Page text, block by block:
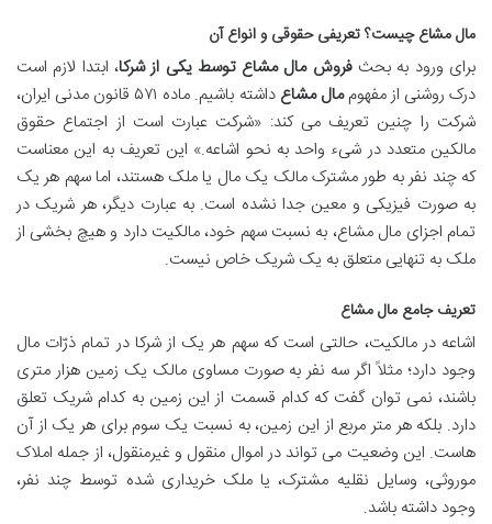
مال مشاع چیست؟ تعریفی حقوقی و انواع آن
برای ورود به بحثفروش مال مشاع توسط یکی از شرکا، ابتدا لازم است
درک روشنی از مفهوممال مشاع
داشته باشیم. ماده ۵۷۱ قانون مدنی ایران،
شرکت را چنین تعریف می کند: «شرکت عبارت است از اجتماع حقوق
مالکین متعدد در شیء واحد به نحو اشاعه.» این تعریف به این معناست
که چند نفر به طور مشترک مالک یک مال یا ملک هستند، اما سهم هر یک
به صورت فیزیکی و معین جدا نشده است. به عبارت دیگر، هر شریک در
تمام اجزای مال مشاع، به نسبت سهم خود، مالکیت دارد و هیچ بخشی از
ملک به تنهایی متعلق به یک شریک خاص نیست.
تعریف جامع مال مشاع
اشاعه در مالکیت، حالتی است که سهم هر یک از شرکا در تمام ذرّات مال
وجود دارد؛ مثلاً اگر سه نفر به صورت مساوی مالک یک زمین هزار متری
باشند، نمی توان گفت که کدام قسمت از این زمین به کدام شریک تعلق
دارد. بلکه هر متر مربع از این زمین، به نسبت یک سوم برای هر یک از آن
هاست. این وضعیت می تواند در اموال منقول و غیرمنقول، از جمله املاک
موروثی، وسایل نقلیه مشترک، یا ملک خریداری شده توسط چند نفر،
وجود داشته باشد.